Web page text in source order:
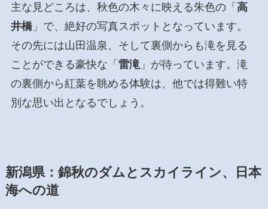
主な見どころは、秋色の木々に映える朱色の「 高
井橋」で、絶好の写真スポットとなっています。
その先には山田温泉、そして裏側からも滝を見る
ことができる豪快な「 雷滝 」が待っています。滝
の裏側から紅葉を眺める体験は、他では得難い特
別な思い出となるでしょう。
新潟県：錦秋のダムとスカイライン、日本
海への道